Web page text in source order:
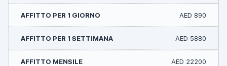
AED 890
AED 5880
AED 22200